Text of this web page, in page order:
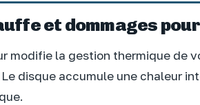
et dommages
modifie la gestion thermique de
disque accumule une chaleur